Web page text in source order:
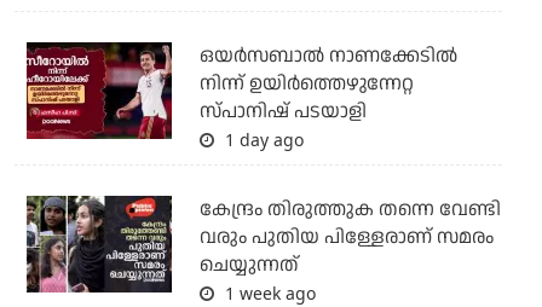
ഒയര്‍സബാൽ നാണക്കേടിൽ
നിന്ന് ഉയിർത്തെഴുന്നേറ്റ
സ്പാനിഷ് പടയാളി
1 day ago
കേന്ദ്രം തിരുത്തുക തന്നെ വേണ്ടി
വരും പുതിയ പിള്ളേരാണ് സമരം
ചെയ്യുന്നത്
1 week ago